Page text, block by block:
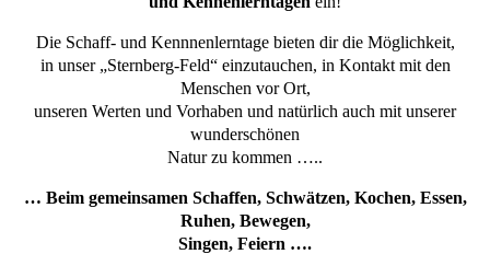
Die Schaff- und Kennnenlerntage bieten dir die Möglichkeit,
in unser „Sternberg-Feld“ einzutauchen, in Kontakt mit den
Menschen vor Ort,
unseren Werten und Vorhaben und natürlich auch mit unserer
wunderschönen
Natur zu kommen …..
… Beim gemeinsamen Schaffen, Schwätzen, Kochen, Essen,
Ruhen, Bewegen,
Singen, Feiern ….